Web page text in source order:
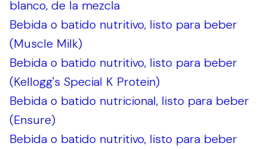
blanco, de la mezcla
Bebida o batido nutritivo, listo para beber
(Muscle Milk)
Bebida o batido nutritivo, listo para beber
(Kellogg's Special K Protein)
Bebida o batido nutricional, listo para beber
(Ensure)
Bebida o batido nutritivo, listo para beber